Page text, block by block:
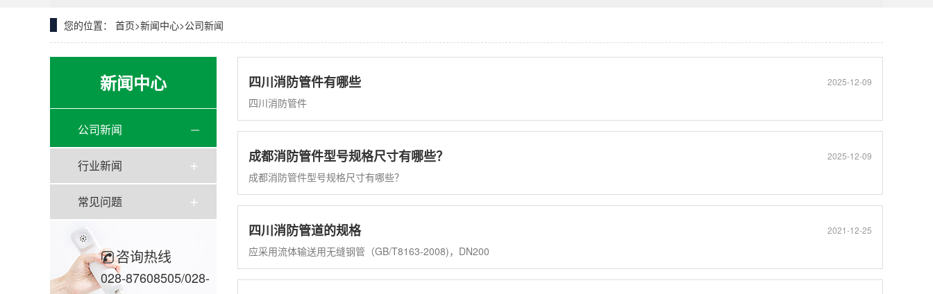
您的位置： 首页>新闻中心>公司新闻
新闻中心
公司新闻
行业新闻
常见问题
咨询热线
028-87608505/028-
2025-12-09
四川消防管件有哪些
四川消防管件
2025-12-09
成都消防管件型号规格尺寸有哪些？
成都消防管件型号规格尺寸有哪些？
2021-12-25
四川消防管道的规格
应采用流体输送用无缝钢管（GB/T8163-2008)，DN200